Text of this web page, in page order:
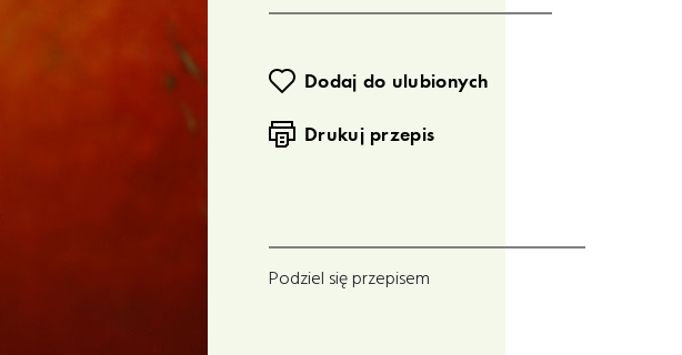
Dodaj do ulubionych
Drukuj przepis
Podziel się przepisem